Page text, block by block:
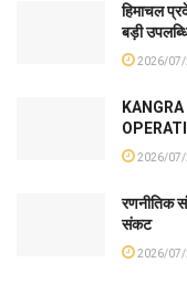
हिमाचल
बड़ी
2026/07/
2026/07/
रणनीतिक
संकट
2026/07/